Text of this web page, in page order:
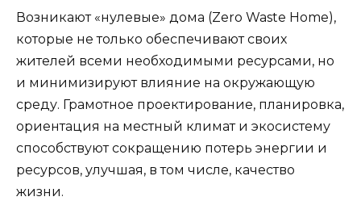
Возникают «нулевые» дома (Zero Waste Home),
которые не только обеспечивают своих
жителей всеми необходимыми ресурсами, но
и минимизируют влияние на окружающую
среду. Грамотное проектирование, планировка,
ориентация на местный климат и экосистему
способствуют сокращению потерь энергии и
ресурсов, улучшая, в том числе, качество
жизни.